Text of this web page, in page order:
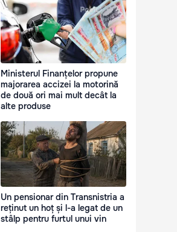
Ministerul Finanțelor propune
majorarea accizei la motorină
de două ori mai mult decât la
alte produse
Un pensionar din Transnistria a
reținut un hoț și l-a legat de un
stâlp pentru furtul unui vin